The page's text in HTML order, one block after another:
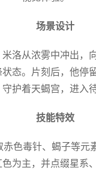
场景设计
洛从浓雾中冲出，
态。片刻后，他停
护着天蝎宫，进入
技能特效
赤色毒针、蝎子等元
为主，并点缀星系